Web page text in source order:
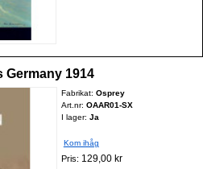
Germany 1914
Fabrikat: Osprey
Art.nr: OAAR01-SX
I lager: Ja
Kom ihåg
Pris: 129,00 kr